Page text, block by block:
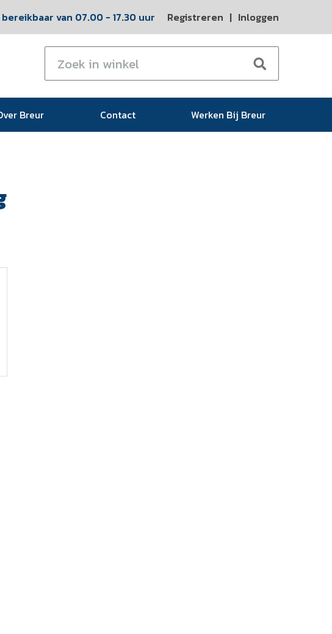
van 07.00 - 17.30 uur Registreren | Inloggen
Breur Contact Werken Bij Breur